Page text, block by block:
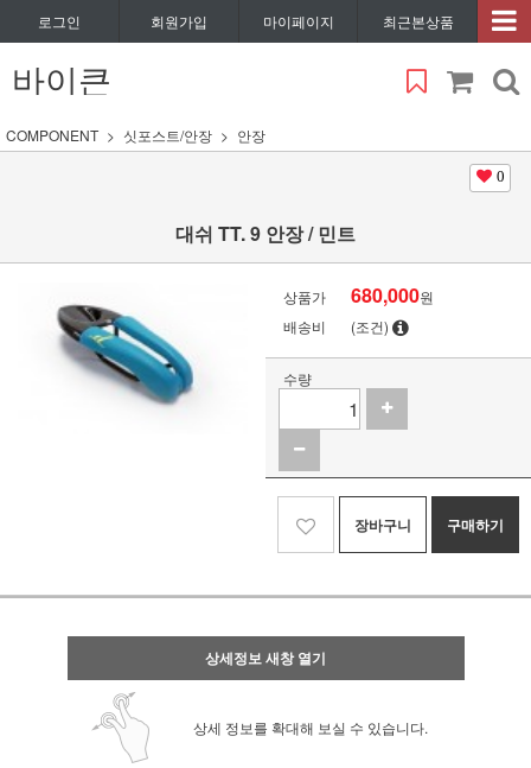
로그인 회원가입 마이페이지 최근본상품
바이큰
COMPONENT 싯포스트/안장 안장
0
대쉬 TT. 9 안장 / 민트
상품가 680,000원
배송비
(조건)
수량
장바구니 구매하기
상세정보 새창 열기
상세 정보를 확대해 보실 수 있습니다.